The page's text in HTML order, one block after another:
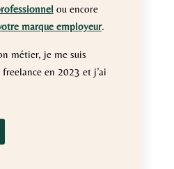
ou encore
marque employeur.
métier, je me suis
en 2023 et j’ai